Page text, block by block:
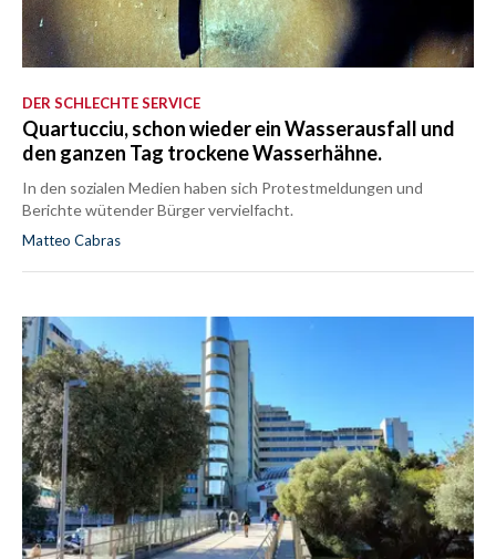
DER SCHLECHTE SERVICE
Quartucciu, schon wieder ein Wasserausfall und
den ganzen Tag trockene Wasserhähne.
In den sozialen Medien haben sich Protestmeldungen und
Berichte wütender Bürger vervielfacht.
Matteo Cabras